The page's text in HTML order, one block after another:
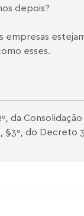
depois?
empresas
esses.
da
, §3º, do Decreto